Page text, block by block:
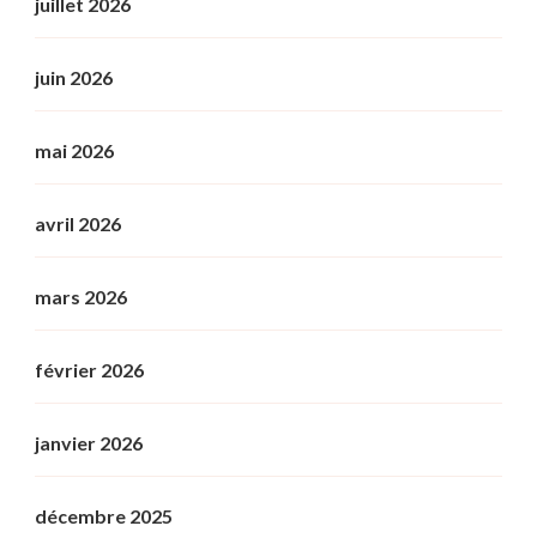
juin 2026
mai 2026
avril 2026
mars 2026
février 2026
janvier 2026
décembre 2025